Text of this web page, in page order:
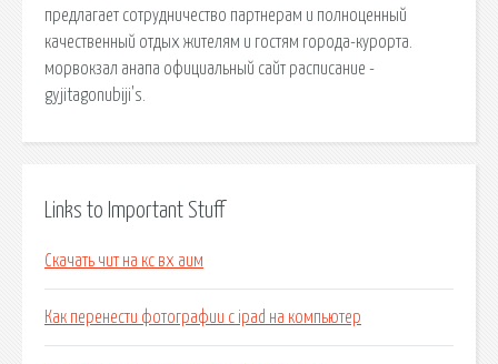
предлагает сотрудничество партнерам и полноценный
качественный отдых жителям и гостям города-курорта.
морвокзал анапа официальный сайт расписание -
gyjitagonubiji's.
Links to Important Stuff
Скачать чит на кс вх аим
Как перенести фотографии с ipad на компьютер